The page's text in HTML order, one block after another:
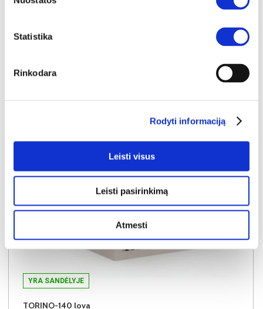
Statistika
Rinkodara
Rodyti informaciją
Leisti visus
Leisti pasirinkimą
Atmesti
YRA SANDĖLYJE
TORINO-140 lova